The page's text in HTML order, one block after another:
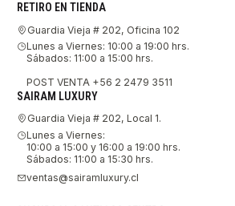
RETIRO EN TIENDA
Guardia Vieja # 202, Oficina 102
Lunes a Viernes: 10:00 a 19:00 hrs.
Sábados: 11:00 a 15:00 hrs.
POST VENTA +56 2 2479 3511
SAIRAM LUXURY
Guardia Vieja # 202, Local 1.
Lunes a Viernes:
10:00 a 15:00 y 16:00 a 19:00 hrs.
Sábados: 11:00 a 15:30 hrs.
ventas@sairamluxury.cl